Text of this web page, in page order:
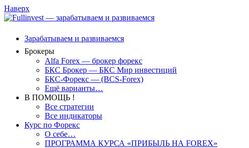
Наверх
Зарабатываем и развиваемся
Брокеры
Alfa Forex — брокер форекс
БКС Брокер — БКС Мир инвестиций
БКС-Форекс — (BCS-Forex)
Ещё варианты…
В ПОМОЩЬ !
Все стратегии
Все индикаторы
Курс по Форекс
О себе…
ПРОГРАММА КУРСА «ПРИБЫЛЬ НА FOREX»